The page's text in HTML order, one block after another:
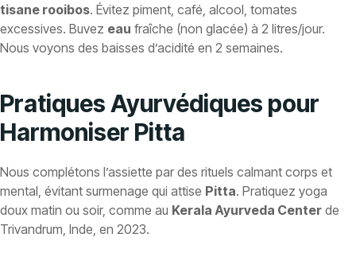
tisane rooibos. Évitez piment, café, alcool, tomates
excessives. Buvez eau fraîche (non glacée) à 2 litres/jour.
Nous voyons des baisses d’acidité en 2 semaines.
Pratiques Ayurvédiques pour
Harmoniser Pitta
Nous complétons l’assiette par des rituels calmant corps et
mental, évitant surmenage qui attise Pitta. Pratiquez yoga
doux matin ou soir, comme au Kerala Ayurveda Center de
Trivandrum, Inde, en 2023.